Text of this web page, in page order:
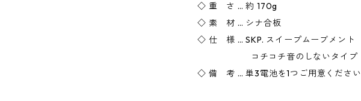
◇ 重 さ … 約 170g
◇ 素 材 … シナ合板
◇ 仕 様 … SKP. スイープムーブメント
コチコチ音のしないタイプ
◇ 備 考 … 単3電池を1つご用意ください